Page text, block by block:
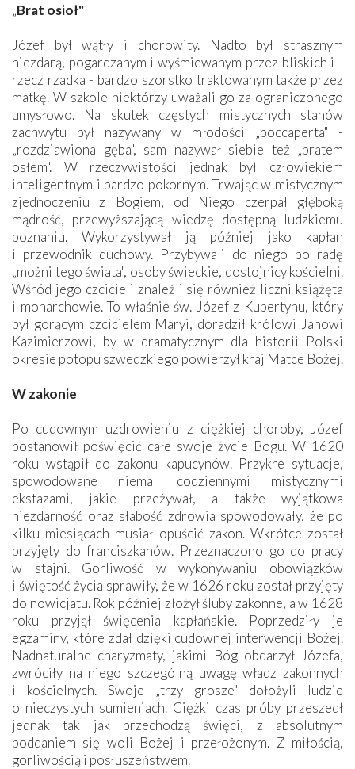
„Brat osioł"
Józef był wątły i chorowity. Nadto był strasznym
niezdarą, pogardzanym i wyśmiewanym przez bliskich i -
rzecz rzadka - bardzo szorstko traktowanym także przez
matkę. W szkole niektórzy uważali go za ograniczonego
umysłowo. Na skutek częstych mistycznych stanów
zachwytu był nazywany w młodości „boccaperta" -
„rozdziawiona gęba", sam nazywał siebie też „bratem
osłem". W rzeczywistości jednak był człowiekiem
inteligentnym i bardzo pokornym. Trwając w mistycznym
zjednoczeniu z Bogiem, od Niego czerpał głęboką
mądrość, przewyższającą wiedzę dostępną ludzkiemu
poznaniu. Wykorzystywał ją później jako kapłan
i przewodnik duchowy. Przybywali do niego po radę
„możni tego świata", osoby świeckie, dostojnicy kościelni.
Wśród jego czcicieli znaleźli się również liczni książęta
i monarchowie. To właśnie św. Józef z Kupertynu, który
był gorącym czcicielem Maryi, doradził królowi Janowi
Kazimierzowi, by w dramatycznym dla historii Polski
okresie potopu szwedzkiego powierzył kraj Matce Bożej.
W zakonie
Po cudownym uzdrowieniu z ciężkiej choroby, Józef
postanowił poświęcić całe swoje życie Bogu. W 1620
roku wstąpił do zakonu kapucynów. Przykre sytuacje,
spowodowane niemal codziennymi mistycznymi
ekstazami, jakie przeżywał, a także wyjątkowa
niezdarność oraz słabość zdrowia spowodowały, że po
kilku miesiącach musiał opuścić zakon. Wkrótce został
przyjęty do franciszkanów. Przeznaczono go do pracy
w stajni. Gorliwość w wykonywaniu obowiązków
i świętość życia sprawiły, że w 1626 roku został przyjęty
do nowicjatu. Rok później złożył śluby zakonne, a w 1628
roku przyjął święcenia kapłańskie. Poprzedziły je
egzaminy, które zdał dzięki cudownej interwencji Bożej.
Nadnaturalne charyzmaty, jakimi Bóg obdarzył Józefa,
zwróciły na niego szczególną uwagę władz zakonnych
i kościelnych. Swoje „trzy grosze" dołożyli ludzie
o nieczystych sumieniach. Ciężki czas próby przeszedł
jednak tak jak przechodzą święci, z absolutnym
poddaniem się woli Bożej i przełożonym. Z miłością,
gorliwością i posłuszeństwem.